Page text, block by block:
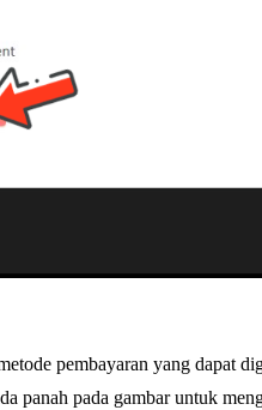
pembayaran yang dapat
panah pada gambar untuk